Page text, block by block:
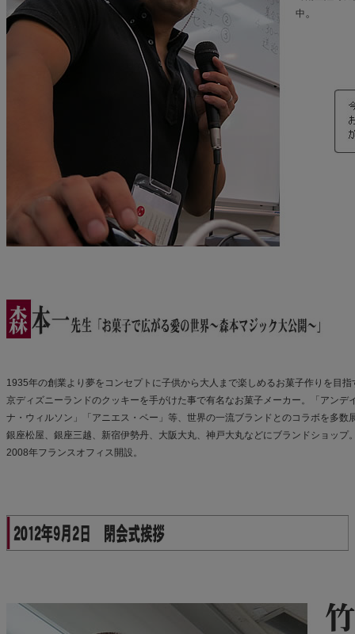
中。
1935年の創業より夢をコンセプトに子供から大人まで楽しめるお菓子作りを目
京ディズニーランドのクッキーを手がけた事で有名なお菓子メーカー。「アン
ナ・ウィルソン」「アニエス・ベー」等、世界の一流ブランドとのコラボを多数
銀座松屋、銀座三越、新宿伊勢丹、大阪大丸、神戸大丸などにブランドショップ
2008年フランスオフィス開設。